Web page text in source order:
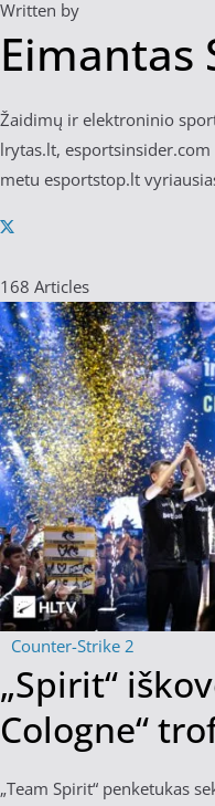
Written by
Eimantas
Žaidimų ir elektroninio
lrytas.lt,
metu esportstop.lt
168 Articles
Counter-Strike 2
„Spirit“
Cologne“
„Team Spirit“ penketukas